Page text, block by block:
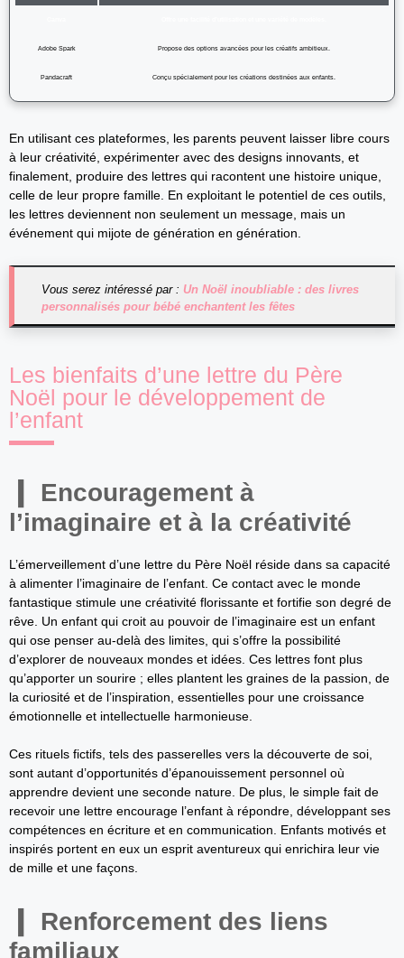
Adobe Spark Propose des options avancées pour les créatifs ambitieux.
Pandacraft Conçu spécialement pour les créations destinées aux enfants.
En utilisant ces plateformes, les parents peuvent laisser libre cours
à leur créativité, expérimenter avec des designs innovants, et
finalement, produire des lettres qui racontent une histoire unique,
celle de leur propre famille. En exploitant le potentiel de ces outils,
les lettres deviennent non seulement un message, mais un
événement qui mijote de génération en génération.
Vous serez intéressé par : Un Noël inoubliable : des livres
personnalisés pour bébé enchantent les fêtes
Les bienfaits d’une lettre du Père
Noël pour le développement de
l’enfant
Encouragement à
l’imaginaire et à la créativité
L’émerveillement d’une lettre du Père Noël réside dans sa capacité
à alimenter l’imaginaire de l’enfant. Ce contact avec le monde
fantastique stimule une créativité florissante et fortifie son degré de
rêve. Un enfant qui croit au pouvoir de l’imaginaire est un enfant
qui ose penser au-delà des limites, qui s’offre la possibilité
d’explorer de nouveaux mondes et idées. Ces lettres font plus
qu’apporter un sourire ; elles plantent les graines de la passion, de
la curiosité et de l’inspiration, essentielles pour une croissance
émotionnelle et intellectuelle harmonieuse.
Ces rituels fictifs, tels des passerelles vers la découverte de soi,
sont autant d’opportunités d’épanouissement personnel où
apprendre devient une seconde nature. De plus, le simple fait de
recevoir une lettre encourage l’enfant à répondre, développant ses
compétences en écriture et en communication. Enfants motivés et
inspirés portent en eux un esprit aventureux qui enrichira leur vie
de mille et une façons.
Renforcement des liens
familiaux